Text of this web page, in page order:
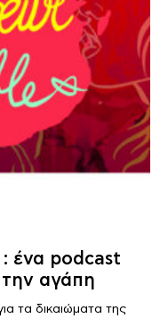
ένα podcast
την αγάπη
τα δικαιώματα της